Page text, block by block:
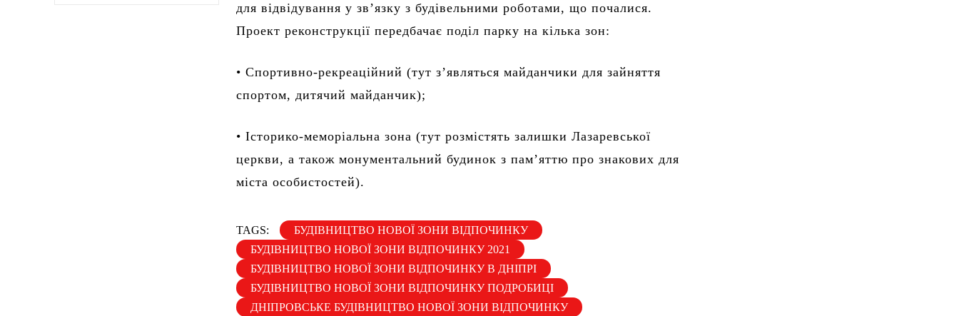
для відвідування у зв’язку з будівельними роботами, що почалися.
Проект реконструкції передбачає поділ парку на кілька зон:
• Спортивно-рекреаційний (тут з’являться майданчики для зайняття
спортом, дитячий майданчик);
• Історико-меморіальна зона (тут розмістять залишки Лазаревської
церкви, а також монументальний будинок з пам’яттю про знакових для
міста особистостей).
TAGS:
БУДІВНИЦТВО НОВОЇ ЗОНИ ВІДПОЧИНКУ
БУДІВНИЦТВО НОВОЇ ЗОНИ ВІДПОЧИНКУ 2021
БУДІВНИЦТВО НОВОЇ ЗОНИ ВІДПОЧИНКУ В ДНІПРІ
БУДІВНИЦТВО НОВОЇ ЗОНИ ВІДПОЧИНКУ ПОДРОБИЦІ
ДНІПРОВСЬКЕ БУДІВНИЦТВО НОВОЇ ЗОНИ ВІДПОЧИНКУ